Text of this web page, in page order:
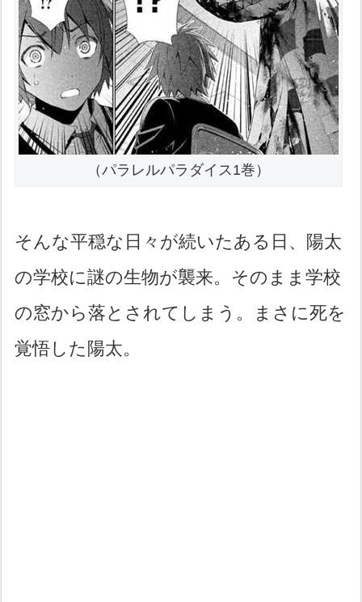
（パラレルパラダイス1巻）
そんな平穏な日々が続いたある日、陽太
の学校に謎の生物が襲来。そのまま学校
の窓から落とされてしまう。まさに死を
覚悟した陽太。